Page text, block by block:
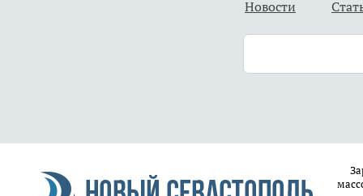
Новости